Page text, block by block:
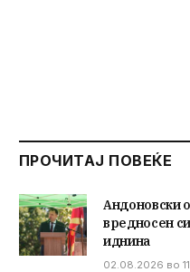
ПРОЧИТАЈ ПОВЕЌЕ
Андоновски
вредносен
иднина
02.08.2026 во